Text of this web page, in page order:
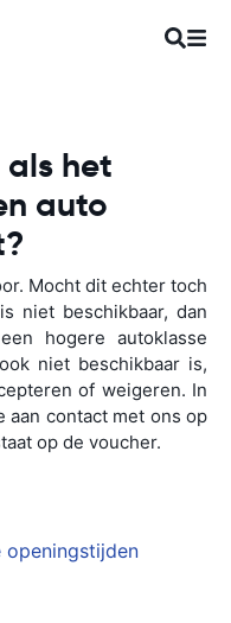
het
auto
Mocht dit echter toch
niet beschikbaar, dan
hogere autoklasse
niet beschikbaar is,
of weigeren. In
aan contact met ons op
op de voucher.
openingstijden